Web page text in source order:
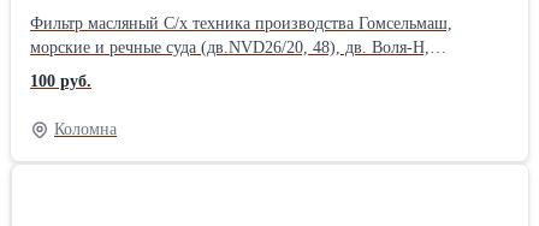
Фильтр масляный С/х техника производства Гомсельмаш,
морские и речные суда (дв.NVD26/20, 48), дв. Воля-Н,
газоперекачивающие аппараты, компрессоры ПКСД-585 DIFA
5316 Применяемость: Морские и речные суда (Дв. NVD26/20?
NVD 48) дв-ль ВОЛЯ-Н, газоперекач.апп,компрессоры
ПКСД-585,С/Х техника Гомсельмаш. Аналоги: Р-463-1-06,
ЭФМ-032, ПЗМИ-М-463, 463-1-19-1012040.
100 руб.
Коломна